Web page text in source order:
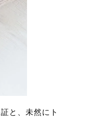
と、未然にト